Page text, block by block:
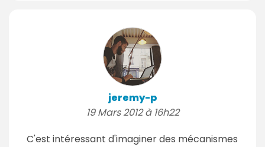
jeremy-p
19 Mars 2012 à 16h22
C'est intéressant d'imaginer des mécanismes